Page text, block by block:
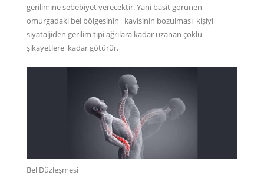
gerilimine sebebiyet verecektir. Yani basit görünen
omurgadaki bel bölgesinin kavisinin bozulması kişiyi
siyataljiden gerilim tipi ağrılara kadar uzanan çoklu
şikayetlere kadar götürür.
Bel Düzleşmesi